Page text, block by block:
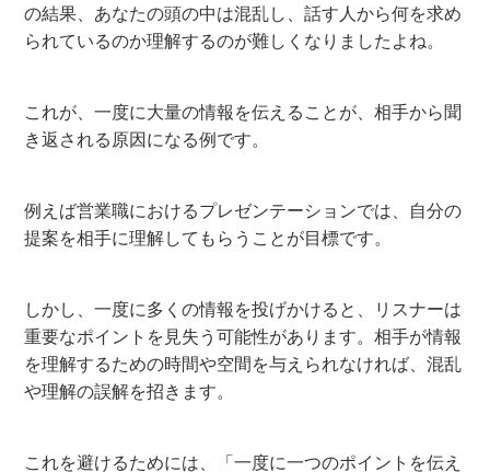
の結果、あなたの頭の中は混乱し、話す人から何を求め
られているのか理解するのが難しくなりましたよね。
これが、一度に大量の情報を伝えることが、相手から聞
き返される原因になる例です。
例えば営業職におけるプレゼンテーションでは、自分の
提案を相手に理解してもらうことが目標です。
しかし、一度に多くの情報を投げかけると、リスナーは
重要なポイントを見失う可能性があります。相手が情報
を理解するための時間や空間を与えられなければ、混乱
や理解の誤解を招きます。
これを避けるためには、「一度に一つのポイントを伝え